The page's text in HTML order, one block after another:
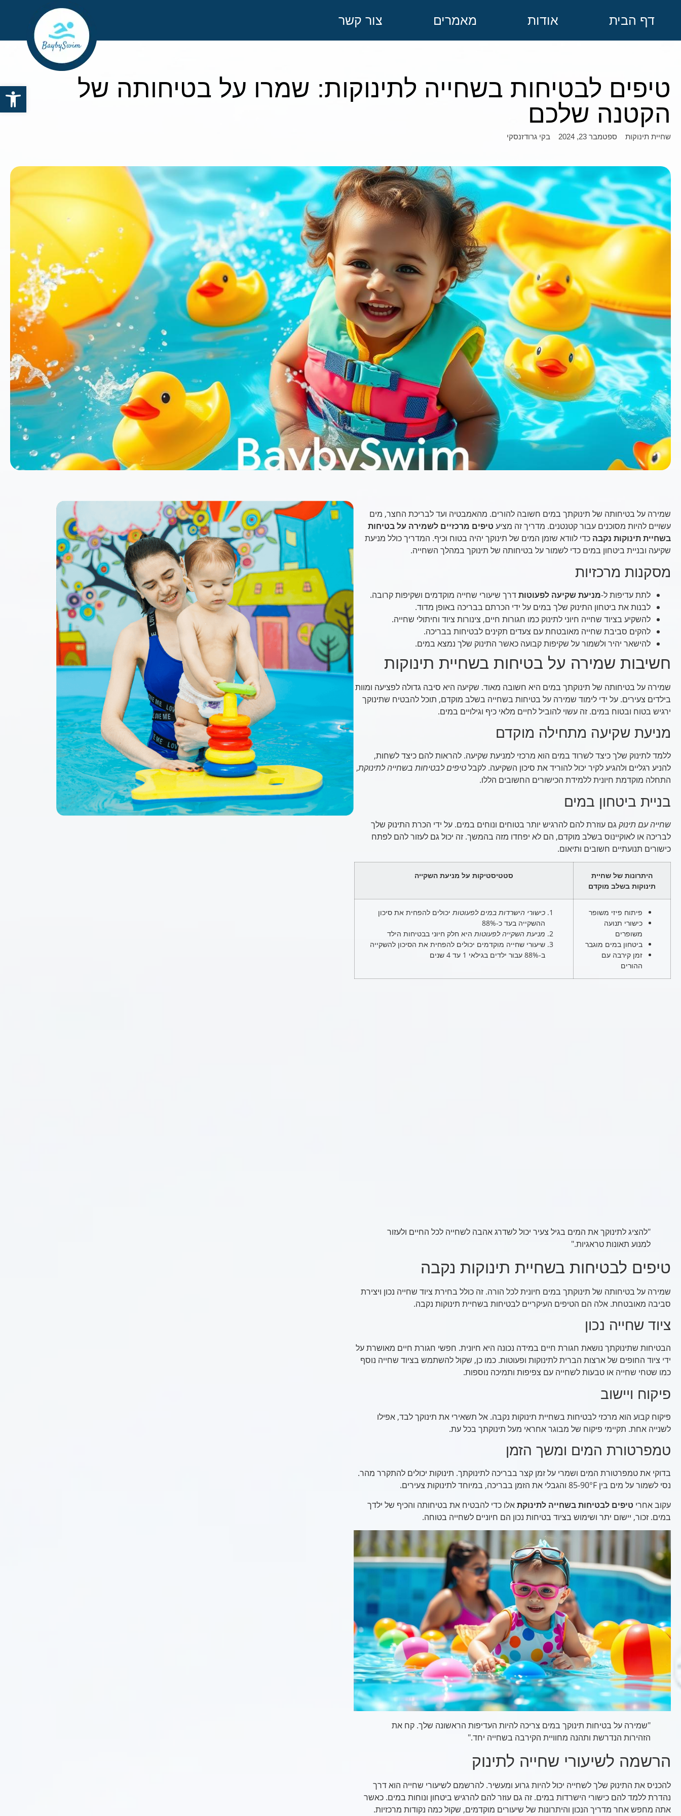
דף הבית אודות מאמרים צור קשר
טיפים לבטיחות בשחייה לתינוקות: שמרו על בטיחותה של
הקטנה שלכם
שחיית תינוקות ספטמבר 23, 2024 בקי גרודזנסקי
שמירה על בטיחותה של תינוקתך במים חשובה להורים. מהאמבטיה ועד לבריכת החצר, מים
עשויים להיות מסוכנים עבור קטנטנים. מדריך זה מציעטיפים מרכזיים לשמירה על בטיחות
בשחיית תינוקות נקבה כדי לוודא שזמן המים של תינוקך יהיה בטוח וכיף. המדריך כולל מניעת
שקיעה ובניית ביטחון במים כדי לשמור על בטיחותה של תינוקך במהלך השחייה.
מסקנות מרכזיות
לתת עדיפות ל-מניעת שקיעה לפעוטותדרך שיעורי שחייה מוקדמים ושקיפות קרובה.
לבנות את ביטחון התינוק שלך במים על ידי הכרתם בבריכה באופן מדוד.
להשקיע בציוד שחייה חיוני לתינוק כמו חגורות חיים, צינורות ציוד וחיתולי שחייה.
להקים סביבת שחייה מאובטחת עם צעדים תקינים לבטיחות בבריכה.
להישאר יהיר ולשמור על שקיפות קבועה כאשר התינוק שלך נמצא במים.
חשיבות שמירה על בטיחות בשחיית תינוקות
שמירה על בטיחותה של תינוקתך במים היא חשובה מאוד. שקיעה היא סיבה גדולה לפציעה ומוות
בילדים צעירים. על ידי לימוד שמירה על בטיחות בשחייה בשלב מוקדם, תוכל להבטיח שתינוקך
ירגיש בטוח ובטוח במים. זה עשוי להוביל לחיים מלאי כיף וגילויים במים.
מניעת שקיעה מתחילה מוקדם
ללמד לתינוק שלך כיצד לשרוד במים הוא מרכזי למניעת שקיעה. להראות להם כיצד לשחות,
להניע רגליים ולהגיע לקיר יכול להוריד את סיכון השקיעה. לקבלטיפים לבטיחות בשחייה לתינוקת,
התחלה מוקדמת חיונית ללמידת הכישורים החשובים הללו.
בניית ביטחון במים
שחייה עם תינוקגם עוזרת להם להרגיש יותר בטוחים ונוחים במים. על ידי הכרת התינוק שלך
לבריכה או לאוקיינוס בשלב מוקדם, הם לא יפחדו מזה בהמשך. זה יכול גם לעזור להם לפתח
כישורים תנועתיים חשובים ותיאום.
היתרונות של שחיית
תינוקות בשלב מוקדם
סטטיסטיקות על מניעת השקייה
פיתוח פיזי משופר
כישורי תנועה
משופרים
ביטחון במים מוגבר
זמן קירבה עם
ההורים
כישורי הישרדות במים לפעוטותיכולים להפחית את סיכון
ההשקייה בעד כ-88%
מניעת השקייה לפעוטותהיא חלק חיוני בבטיחות הילד
שיעורי שחייה מוקדמים יכולים להפחית את הסיכון להשקייה
ב-88% עבור ילדים בגילאי 1 עד 4 שנים
"להציג לתינוקך את המים בגיל צעיר יכול לשדרג אהבה לשחייה לכל החיים ולעזור
למנוע תאונות טראגיות."
טיפים לבטיחות בשחיית תינוקות נקבה
שמירה על בטיחותה של תינוקתך במים חיונית לכל הורה. זה כולל בחירת ציוד שחייה נכון ויצירת
סביבה מאובטחת. אלה הם הטיפים העיקריים לבטיחות בשחיית תינוקות נקבה.
ציוד שחייה נכון
הבטיחות שתינוקתך נושאת חגורת חיים במידה נכונה היא חיונית. חפשי חגורת חיים מאושרת על
ידי ציוד החופים של ארצות הברית לתינוקות ופעוטות. כמו כן, שקול להשתמש בציוד שחייה נוסף
כמו שטחי שחייה או טבעות לשחייה עם צפיפות ותמיכה נוספות.
פיקוח ויישוב
פיקוח קבוע הוא מרכזי לבטיחות בשחיית תינוקות נקבה. אל תשאירי את תינוקך לבד, אפילו
לשנייה אחת. תקיימי פיקוח של מבוגר אחראי מעל תינוקתך בכל עת.
טמפרטורת המים ומשך הזמן
בדוקי את טמפרטורת המים ושמרי על זמן קצר בבריכה לתינוקתך. תינוקות יכולים להתקרר מהר.
נסי לשמור על מים בין 85-90°F והגבלי את הזמן בבריכה, במיוחד לתינוקות צעירים.
עקוב אחרי טיפים לבטיחות בשחייה לתינוקתאלו כדי להבטיח את בטיחותה והכיף של ילדך
במים. זכור, יישום יתר ושימוש בציוד בטיחות נכון הם חיוניים לשחייה בטוחה.
"שמירה על בטיחות תינוקך במים צריכה להיות העדיפות הראשונה שלך. קח את
הזהירות הנדרשת ותהנה מחוויית הקירבה בשחייה יחד."
הרשמה לשיעורי שחייה לתינוק
להכניס את התינוק שלך לשחייה יכול להיות גרוע ומעשיר. להרשמם לשיעורי שחייה הוא דרך
נהדרת ללמד להם כישורי הישרדות במים. זה גם עוזר להם להרגיש ביטחון ונוחות במים. כאשר
אתה מחפש אחר מדריך הנכון והיתרונות של שיעורים מוקדמים, שקול כמה נקודות מרכזיות.
פתח